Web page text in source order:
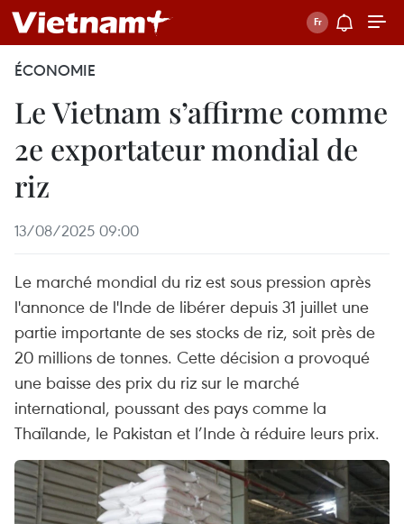
ÉCONOMIE
Le Vietnam s’affirme comme
2e exportateur mondial de
riz
13/08/2025 09:00
Le marché mondial du riz est sous pression après
l'annonce de l'Inde de libérer depuis 31 juillet une
partie importante de ses stocks de riz, soit près de
20 millions de tonnes. Cette décision a provoqué
une baisse des prix du riz sur le marché
international, poussant des pays comme la
Thaïlande, le Pakistan et l’Inde à réduire leurs prix.